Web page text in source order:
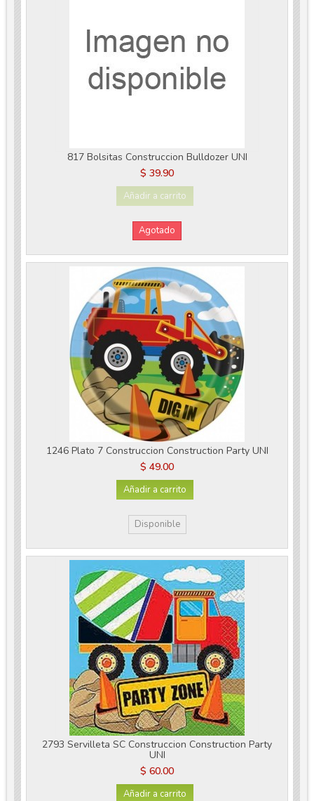
817 Bolsitas Construccion Bulldozer UNI
$ 39.90
Añadir a carrito
Agotado
1246 Plato 7 Construccion Construction Party UNI
$ 49.00
Añadir a carrito
Disponible
2793 Servilleta SC Construccion Construction Party
UNI
$ 60.00
Añadir a carrito